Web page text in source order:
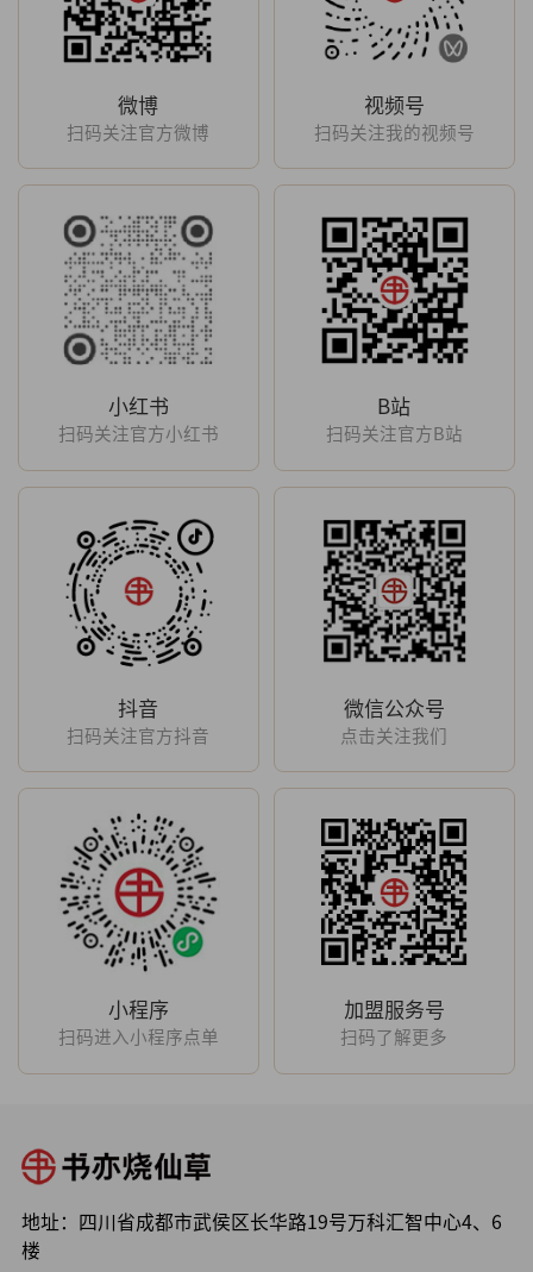
微博
扫码关注官方微博
视频号
扫码关注我的视频号
小红书
扫码关注官方小红书
B站
扫码关注官方B站
抖音
扫码关注官方抖音
微信公众号
点击关注我们
小程序
扫码进入小程序点单
加盟服务号
扫码了解更多
地址：四川省成都市武侯区长华路19号万科汇智中心4、6
楼